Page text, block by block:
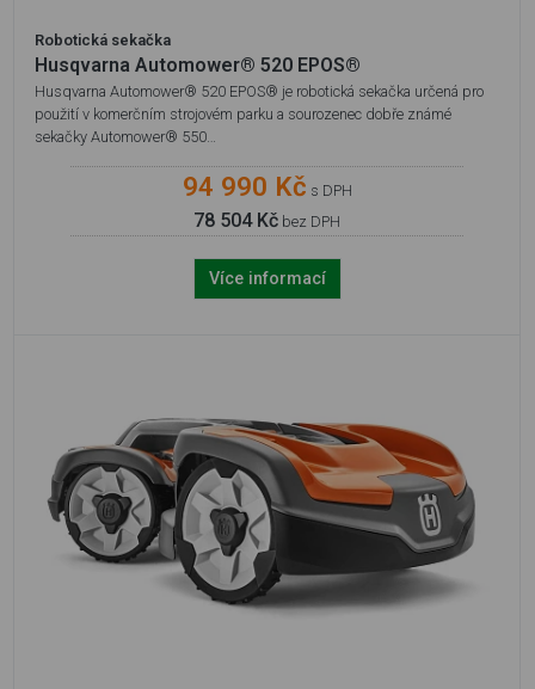
Robotická sekačka
Husqvarna Automower® 520 EPOS®
Husqvarna Automower® 520 EPOS® je robotická sekačka určená pro
použití v komerčním strojovém parku a sourozenec dobře známé
sekačky Automower® 550…
94 990 Kč s DPH
78 504 Kč bez DPH
Více informací